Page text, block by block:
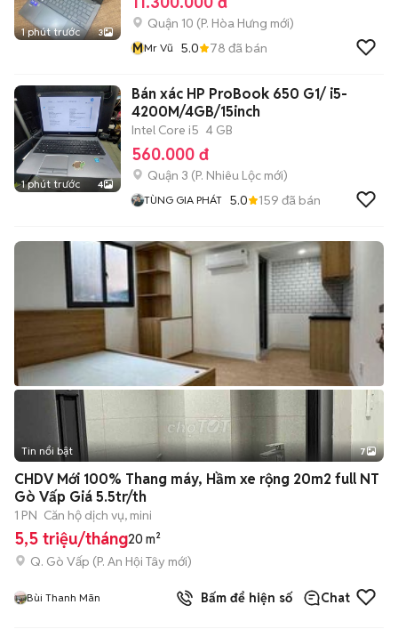
1 phút trước 3
Quận 10 (P. Hòa Hưng mới)
MMr Vũ 5.0 78 đã bán
1 phút trước 4
Bán xác HP ProBook 650 G1/ i5-
4200M/4GB/15inch
Intel Core i5 4 GB
560.000 đ
Quận 3 (P. Nhiêu Lộc mới)
TÙNG GIA PHÁT 5.0 159 đã bán
+2
Tin nổi bật 7
CHDV Mới 100% Thang máy, Hầm xe rộng 20m2 full NT
Gò Vấp Giá 5.5tr/th
1 PN Căn hộ dịch vụ, mini
5,5 triệu/tháng20 m²
Q. Gò Vấp (P. An Hội Tây mới)
Bùi Thanh Mãn Bấm để hiện số Chat